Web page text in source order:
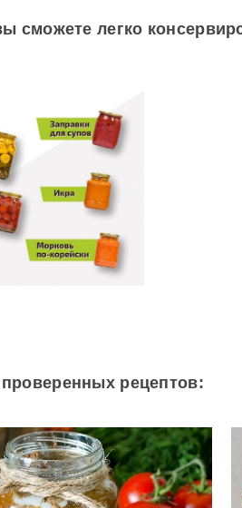
сможете легко
рецептов: